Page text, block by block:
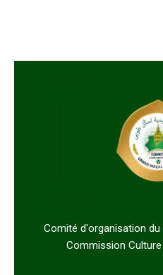
Comité d'organisation du
Commission